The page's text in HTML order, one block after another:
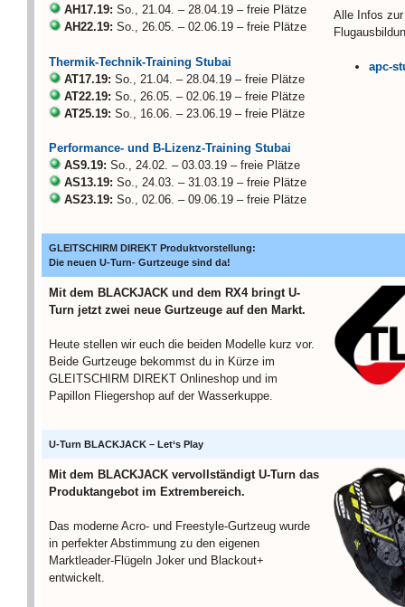
AH17.19: So., 21.04. – 28.04.19 – freie Plätze
AH22.19: So., 26.05. – 02.06.19 – freie Plätze
Thermik-Technik-Training Stubai
AT17.19: So., 21.04. – 28.04.19 – freie Plätze
AT22.19: So., 26.05. – 02.06.19 – freie Plätze
AT25.19: So., 16.06. – 23.06.19 – freie Plätze
Performance- und B-Lizenz-Training Stubai
AS9.19: So., 24.02. – 03.03.19 – freie Plätze
AS13.19: So., 24.03. – 31.03.19 – freie Plätze
AS23.19: So., 02.06. – 09.06.19 – freie Plätze
Alle Infos
apc-
GLEITSCHIRM DIREKT Produktvorstellung:
Die neuen U-Turn- Gurtzeuge sind da!
Mit dem BLACKJACK und dem RX4 bringt U-
Turn jetzt zwei neue Gurtzeuge auf den Markt.
Heute stellen wir euch die beiden Modelle kurz vor.
Beide Gurtzeuge bekommst du in Kürze im
GLEITSCHIRM DIREKT Onlineshop und im
Papillon Fliegershop auf der Wasserkuppe.
U-Turn BLACKJACK – Let‘s Play
Mit dem BLACKJACK vervollständigt U-Turn das
Produktangebot im Extrembereich.
Das moderne Acro- und Freestyle-Gurtzeug wurde
in perfekter Abstimmung zu den eigenen
Marktleader-Flügeln Joker und Blackout+
entwickelt.